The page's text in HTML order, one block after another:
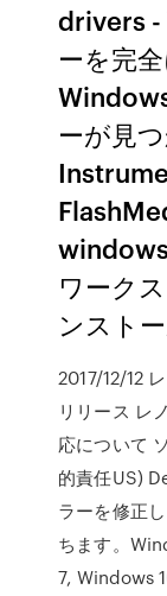
drivers -
ーを完
ーが見
ワーク
ンスト
2017/12/12
リリース レ
応について
的責任US)
ラーを修正
ちます。
7, Windows